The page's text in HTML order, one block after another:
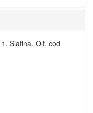
Slatina, Olt, cod